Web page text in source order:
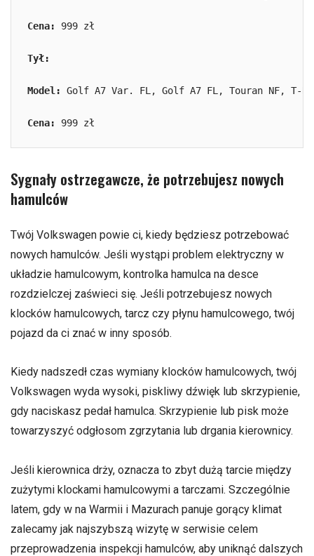
Cena: 999 zł
Tył:
Model: Golf A7 Var. FL, Golf A7 FL, Touran NF, T-
Cena: 999 zł
Sygnały ostrzegawcze, że potrzebujesz nowych
hamulców
Twój Volkswagen powie ci, kiedy będziesz potrzebować
nowych hamulców. Jeśli wystąpi problem elektryczny w
układzie hamulcowym, kontrolka hamulca na desce
rozdzielczej zaświeci się. Jeśli potrzebujesz nowych
klocków hamulcowych, tarcz czy płynu hamulcowego, twój
pojazd da ci znać w inny sposób.
Kiedy nadszedł czas wymiany klocków hamulcowych, twój
Volkswagen wyda wysoki, piskliwy dźwięk lub skrzypienie,
gdy naciskasz pedał hamulca. Skrzypienie lub pisk może
towarzyszyć odgłosom zgrzytania lub drgania kierownicy.
Jeśli kierownica drży, oznacza to zbyt dużą tarcie między
zużytymi klockami hamulcowymi a tarczami. Szczególnie
latem, gdy w na Warmii i Mazurach panuje gorący klimat
zalecamy jak najszybszą wizytę w serwisie celem
przeprowadzenia inspekcji hamulców, aby uniknąć dalszych